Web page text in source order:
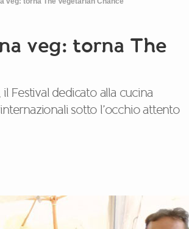
veg: torna The
Festival dedicato alla cucina
sotto l’occhio attento